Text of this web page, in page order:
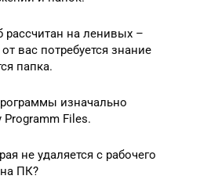
рассчитан на ленивых –
вас потребуется знание
папка.
изначально
Programm Files.
не удаляется с рабочего
ПК?